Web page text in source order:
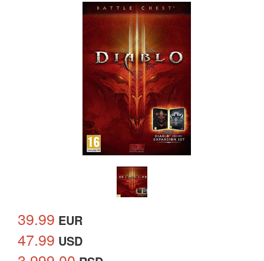
39.99 EUR
47.99 USD